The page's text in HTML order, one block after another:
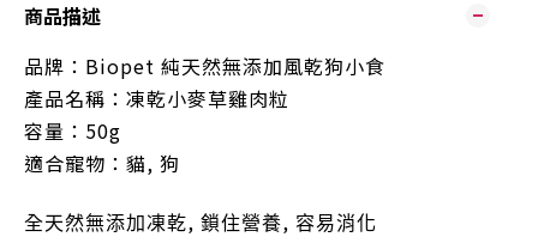
商品描述
品牌： Biopet 純天然無添加風乾狗小食
產品名稱 ： 凍乾小麥草雞肉粒
容量：50g
適合寵物：貓, 狗
全天然無添加凍乾, 鎖住營養, 容易消化